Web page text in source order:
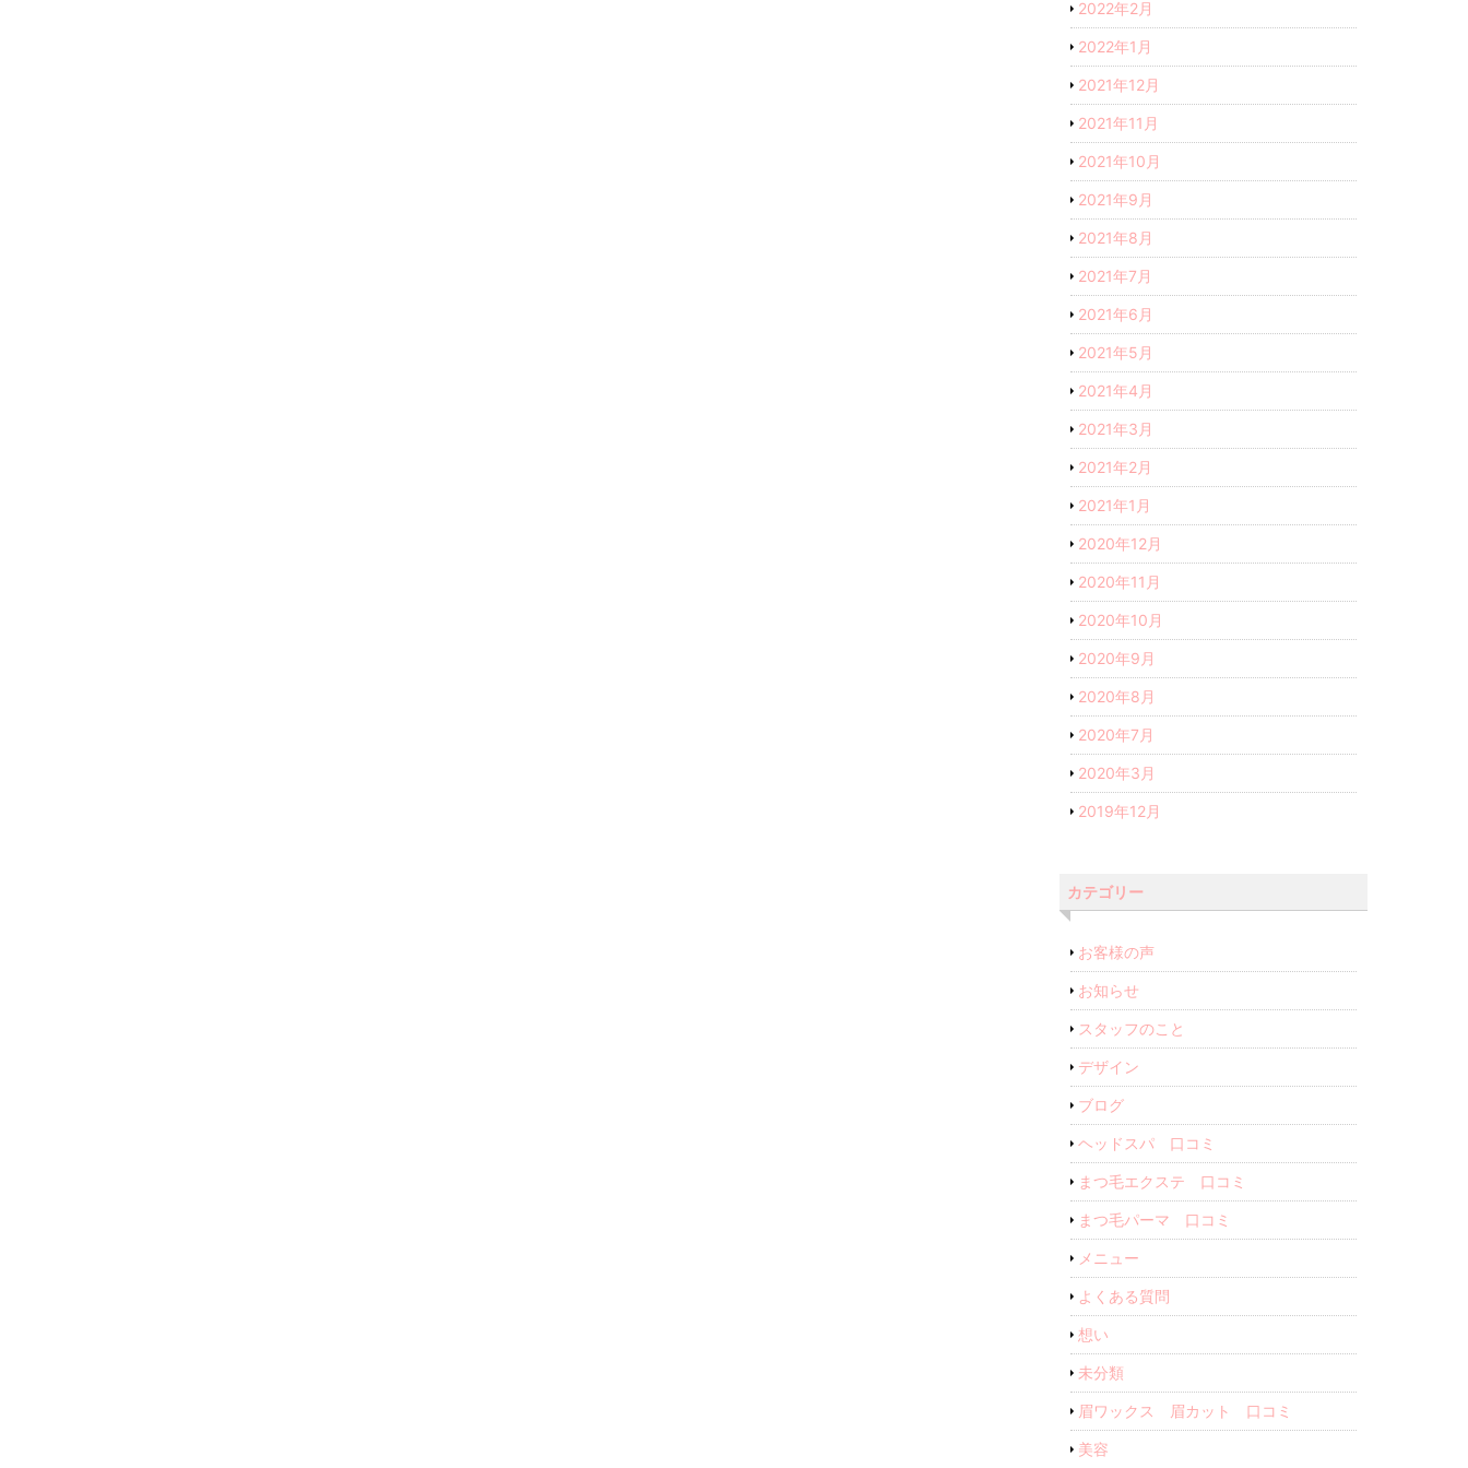
2022年2月
2022年1月
2021年12月
2021年11月
2021年10月
2021年9月
2021年8月
2021年7月
2021年6月
2021年5月
2021年4月
2021年3月
2021年2月
2021年1月
2020年12月
2020年11月
2020年10月
2020年9月
2020年8月
2020年7月
2020年3月
2019年12月
カテゴリー
お客様の声
お知らせ
スタッフのこと
デザイン
ブログ
ヘッドスパ 口コミ
まつ毛エクステ 口コミ
まつ毛パーマ 口コミ
メニュー
よくある質問
想い
未分類
眉ワックス 眉カット 口コミ
美容